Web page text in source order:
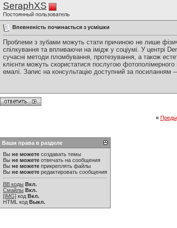
SeraphXS
Постоянный пользователь
Впевненість починається з усмішки
Проблеми з зубами можуть стати причиною не лише
спілкування та впливаючи на імідж у соціумі. У центрі
сучасні методи пломбування, протезування, а також
клієнти можуть скористатися послугою
емалі. Запис на консультацію доступний за посиланням
«
Ваши права в разделе
Вы не можете создавать темы
Вы не можете отвечать на сообщения
Вы не можете прикреплять файлы
Вы не можете редактировать сообщения
BB коды Вкл.
Смайлы Вкл.
[IMG] код Вкл.
HTML код Выкл.